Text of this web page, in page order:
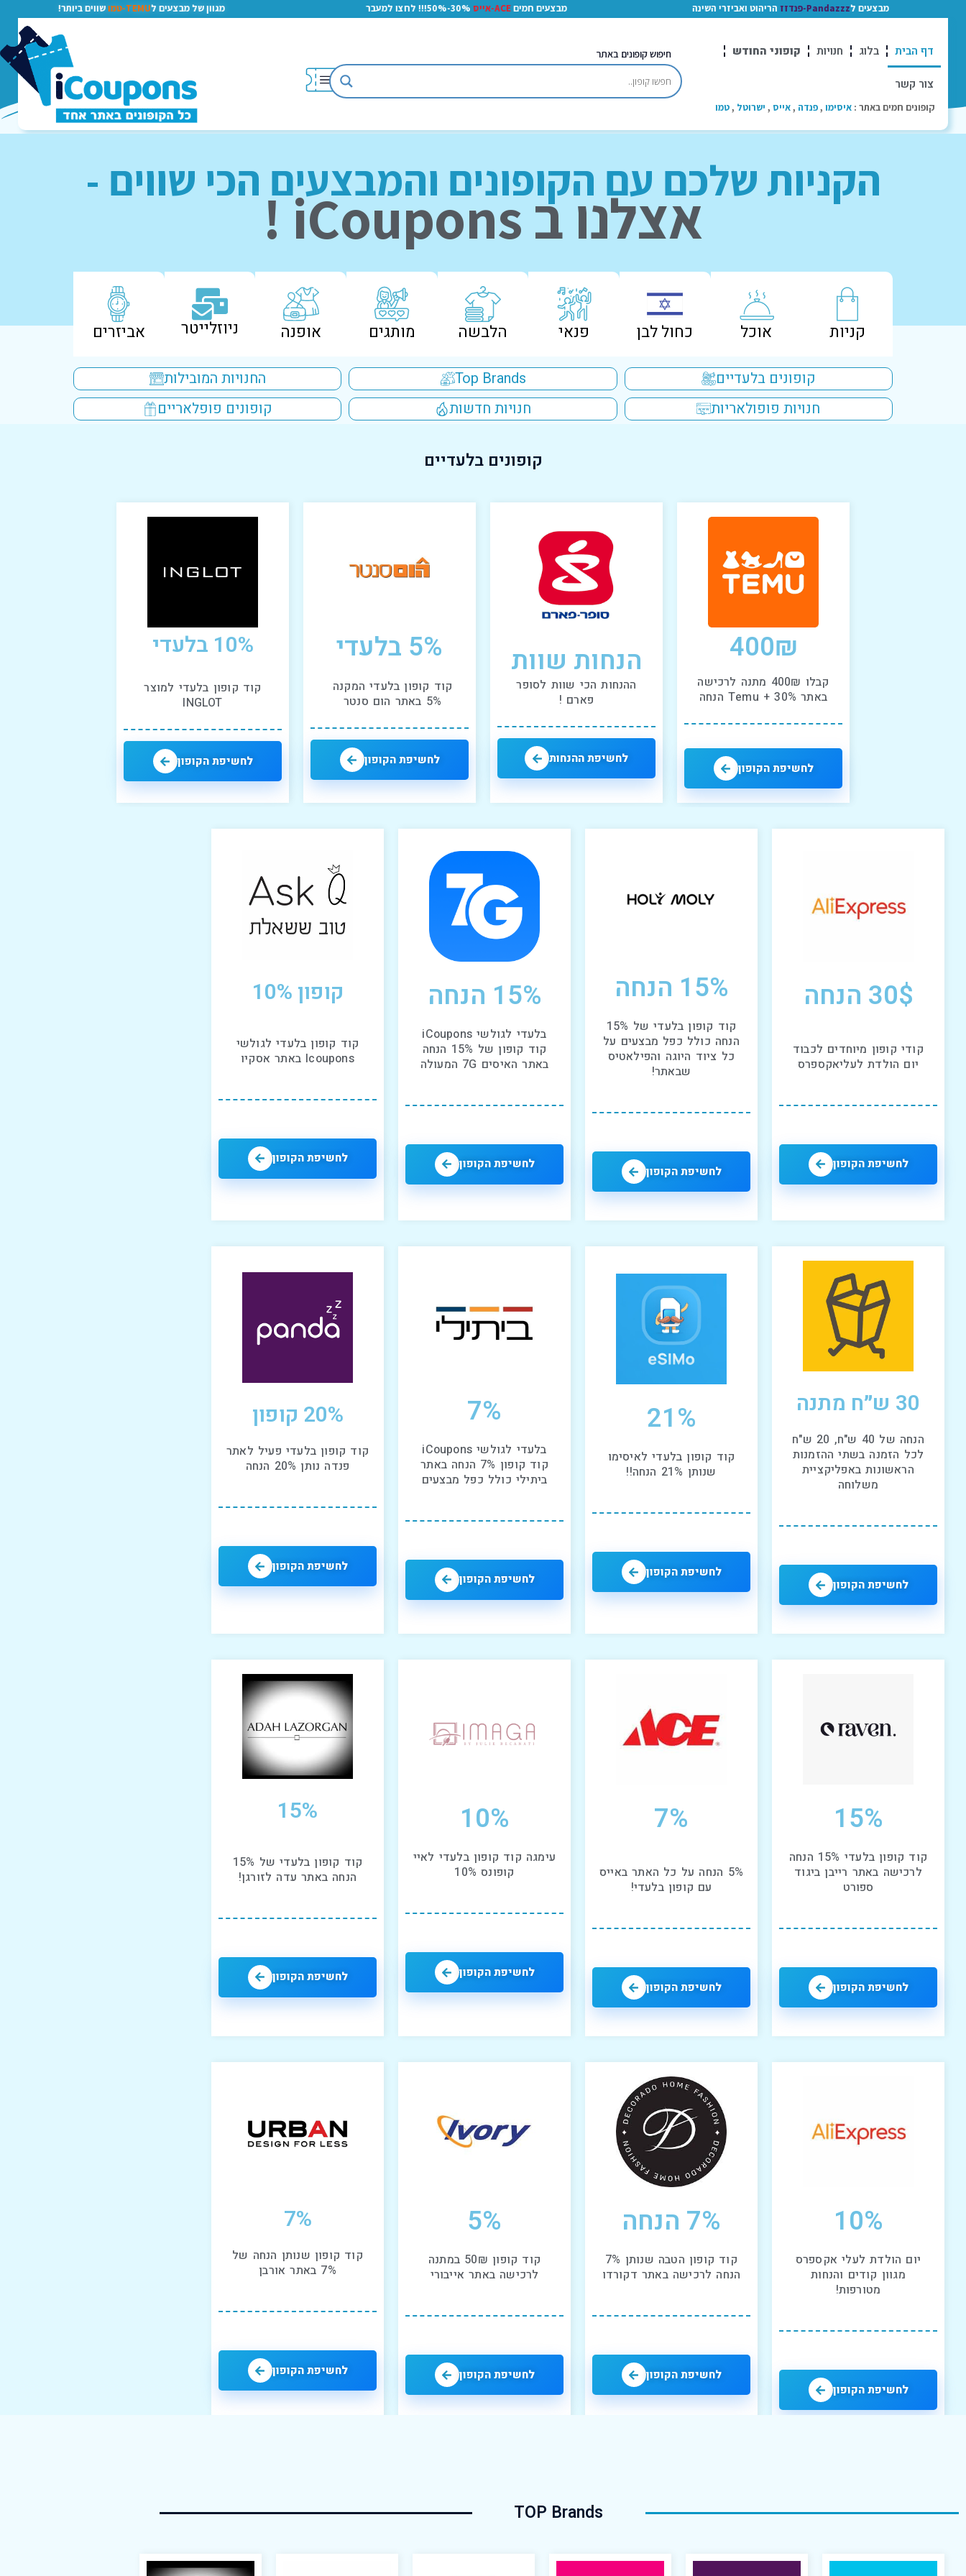
מבצעים לPandazzz-פנדזז הריהוט ואביזרי השינה מבצעים חמיםACE-אייס 30%-50%!!! לחצו למעבר מגוון של מבצעים לTEMU-טמו שווים ביותר!
דף הבית בלוג חנויות קופוני החודש
צור קשר
קופונים חמים באתר : איסימו ,פנדה ,אייס , ישרוטל ,טמו
חיפוש קופונים באתר
הקניות שלכם עם הקופונים והמבצעים הכי שווים -
אצלנו ב iCoupons !
קניות אוכל כחול לבן פנאי הלבשה מותגים אופנה ניוזלייטר אביזרים
קופונים בלעדיים Top Brands
החנויות המובילות
חנויות פופולאריות
חנויות חדשות קופונים פופלאריים
קופונים בלעדיים
400₪
קבלו 400₪ מתנה לרכישה
באתר Temu + 30% הנחה
לחשיפת הקופון
הנחות שוות
ההנחות הכי שוות לסופר
פארם !
לחשיפת ההנחות
5% בלעדי
קוד קופון בלעדי המקנה
5% באתר הום סנטר
לחשיפת הקופון
10% בלעדי
קוד קופון בלעדי למוצר
INGLOT
לחשיפת הקופון
30$ הנחה
קודי קופון מיוחדים לכבוד
יום הולדת לעליאקספרס
לחשיפת הקופון
15% הנחה
קוד קופון בלעדי של 15%
הנחה כולל כפל מבצעים על
כל ציוד היוגה והפילאטיס
שבאתר!
לחשיפת הקופון
15% הנחה
בלעדי לגולשי iCoupons
קוד קופון של 15% הנחה
באתר האיסים 7G המעולה
לחשיפת הקופון
קופון 10%
קוד קופון בלעדי לגולשי
Icoupons באתר אסקיו
לחשיפת הקופון
30 ש״ח מתנה
הנחה של 40 ש"ח, 20 ש"ח
לכל הזמנה בשתי ההזמנות
הראשונות באפליקציית
משלוחה
לחשיפת הקופון
21%
קוד קופון בלעדי לאיסימו
שנותן 21% הנחה!!
לחשיפת הקופון
7%
בלעדי לגולשי iCoupons
קוד קופון 7% הנחה באתר
ביתילי כולל כפל מבצעים
לחשיפת הקופון
20% קופון
קוד קופון בלעדי פעיל לאתר
פנדה נותן 20% הנחה
לחשיפת הקופון
15%
קוד קופון בלעדי 15% הנחה
לרכישה באתר רייבן ביגוד
ספורט
לחשיפת הקופון
7%
5% הנחה על כל האתר באייס
עם קופון בלעדי!
לחשיפת הקופון
10%
עימגה קוד קופון בלעדי לאיי
קופונס 10%
לחשיפת הקופון
15%
קוד קופון בלעדי של 15%
הנחה באתר עדה לזורגן!
לחשיפת הקופון
10%
יום הולדת לעלי אקספרס
מגוון קודים והנחות
מטורפות!
לחשיפת הקופון
7% הנחה
קוד קופון הטבה שנותן 7%
הנחה לרכישה באתר דקורדו
לחשיפת הקופון
5%
קוד קופון 50₪ במתנה
לרכישה באתר אייבורי
לחשיפת הקופון
7%
קוד קופון שנותן הנחה של
7% באתר אורבן
לחשיפת הקופון
TOP Brands